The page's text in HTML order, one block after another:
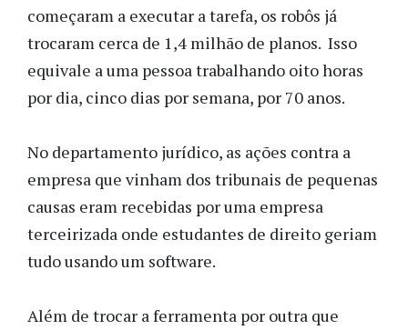
começaram a executar a tarefa, os robôs já
trocaram cerca de 1,4 milhão de planos. Isso
equivale a uma pessoa trabalhando oito horas
por dia, cinco dias por semana, por 70 anos.
No departamento jurídico, as ações contra a
empresa que vinham dos tribunais de pequenas
causas eram recebidas por uma empresa
terceirizada onde estudantes de direito geriam
tudo usando um software.
Além de trocar a ferramenta por outra que